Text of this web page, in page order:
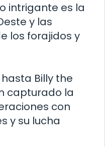
intrigante es la
y las
los forajidos y
Billy the
capturado la
con
y su lucha